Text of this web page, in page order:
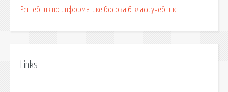
Решебник по информатике босова 6 класс учебник
Links